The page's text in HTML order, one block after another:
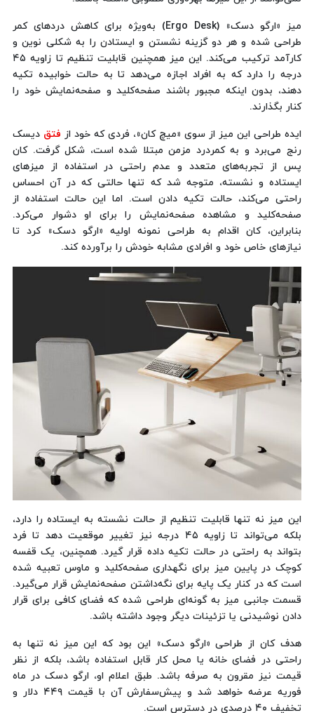
میز «ارگو دسک» (Ergo Desk) به‌ویژه برای کاهش دردهای کمر
طراحی شده و هر دو گزینه نشستن و ایستادن را به شکلی نوین و
کارآمد ترکیب می‌کند. این میز همچنین قابلیت تنظیم تا زاویه ۴۵
درجه را دارد که به افراد اجازه می‌دهد تا به حالت خوابیده تکیه
دهند، بدون اینکه مجبور باشند صفحه‌کلید و صفحه‌نمایش خود را
کنار بگذارند.
ایده طراحی این میز از سوی «میچ کان»، فردی که خود از فتق دیسک
رنج می‌برد و به کمردرد مزمن مبتلا شده است، شکل گرفت. کان
پس از تجربه‌های متعدد و عدم راحتی در استفاده از میزهای
ایستاده و نشسته، متوجه شد که تنها حالتی که در آن احساس
راحتی می‌کند، حالت تکیه دادن است. اما این حالت استفاده از
صفحه‌کلید و مشاهده صفحه‌نمایش را برای او دشوار می‌کرد.
بنابراین، کان اقدام به طراحی نمونه اولیه «ارگو دسک» کرد تا
نیازهای خاص خود و افرادی مشابه خودش را برآورده کند.
این میز نه تنها قابلیت تنظیم از حالت نشسته به ایستاده را دارد،
بلکه می‌تواند تا زاویه ۴۵ درجه نیز تغییر موقعیت دهد تا فرد
بتواند به راحتی در حالت تکیه داده قرار گیرد. همچنین، یک قفسه
کوچک در پایین میز برای نگهداری صفحه‌کلید و ماوس تعبیه شده
است که در کنار یک پایه برای نگه‌داشتن صفحه‌نمایش قرار می‌گیرد.
قسمت جانبی میز به گونه‌ای طراحی شده که فضای کافی برای قرار
دادن نوشیدنی یا تزئینات دیگر وجود داشته باشد.
هدف کان از طراحی «ارگو دسک» این بود که این میز نه تنها به
راحتی در فضای خانه یا محل کار قابل استفاده باشد، بلکه از نظر
قیمت نیز مقرون به صرفه باشد. طبق اعلام او، ارگو دسک در ماه
فوریه عرضه خواهد شد و پیش‌سفارش آن با قیمت ۴۴۹ دلار و
تخفیف ۴۰ درصدی در دسترس است.